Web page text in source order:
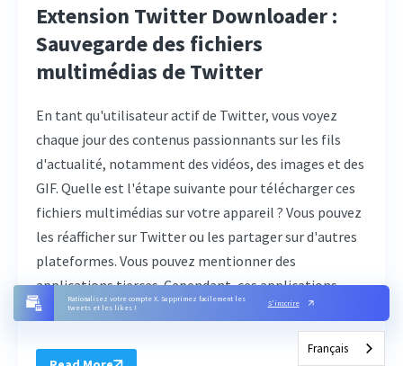
Rationalisez votre compte X. Supprimez facilement les
tweets et les likes !
S'inscrire
Extension Twitter Downloader :
Sauvegarde des fichiers
multimédias de Twitter
En tant qu'utilisateur actif de Twitter, vous voyez
chaque jour des contenus passionnants sur les fils
d'actualité, notamment des vidéos, des images et des
GIF. Quelle est l'étape suivante pour télécharger ces
fichiers multimédias sur votre appareil ? Vous pouvez
les réafficher sur Twitter ou les partager sur d'autres
plateformes. Vous pouvez mentionner des
applications tierces. Cependant, ces applications
nécessitent généralement des abonnements, ...
Français